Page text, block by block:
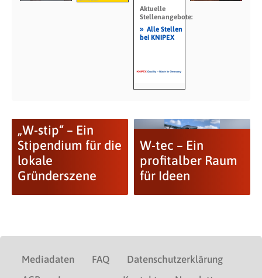
Aktuelle
Stellenangebote:
» Alle Stellen
bei KNIPEX
„W-stip“ – Ein
Stipendium für die
lokale
Gründerszene
W-tec – Ein
profitalber Raum
für Ideen
Mediadaten FAQ
Datenschutzerklärung